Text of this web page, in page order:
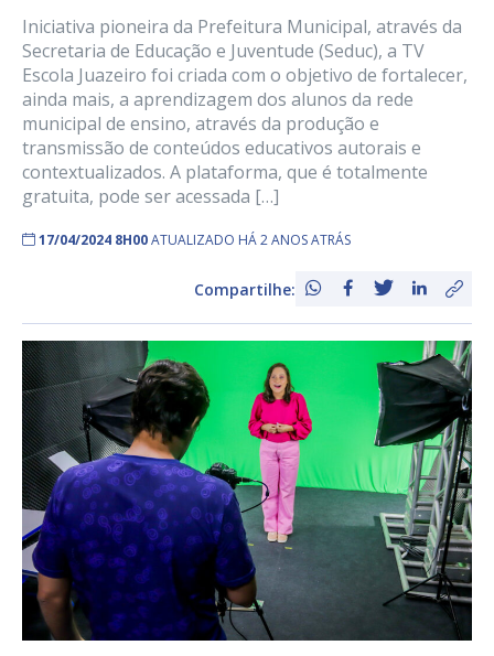
Iniciativa pioneira da Prefeitura Municipal, através da
Secretaria de Educação e Juventude (Seduc), a TV
Escola Juazeiro foi criada com o objetivo de fortalecer,
ainda mais, a aprendizagem dos alunos da rede
municipal de ensino, através da produção e
transmissão de conteúdos educativos autorais e
contextualizados. A plataforma, que é totalmente
gratuita, pode ser acessada […]
17/04/2024 8H00ATUALIZADO HÁ 2 ANOS ATRÁS
Compartilhe: